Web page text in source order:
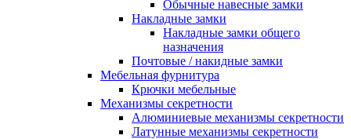
Обычные навесные замки
Накладные замки
Накладные замки общего
назначения
Почтовые / накидные замки
Мебельная фурнитура
Крючки мебельные
Механизмы секретности
Алюминиевые механизмы секретности
Латунные механизмы секретности